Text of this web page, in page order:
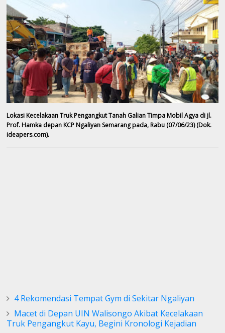
Lokasi Kecelakaan Truk Pengangkut Tanah Galian Timpa Mobil Agya di jl.
Prof. Hamka depan KCP Ngaliyan Semarang pada, Rabu (07/06/23) (Dok.
ideapers.com).
4 Rekomendasi Tempat Gym di Sekitar Ngaliyan
Macet di Depan UIN Walisongo Akibat Kecelakaan
Truk Pengangkut Kayu, Begini Kronologi Kejadian